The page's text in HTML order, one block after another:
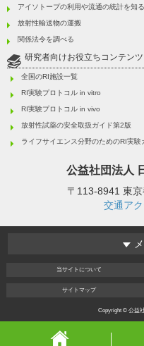
アイソトープの利用や流通の統計を知る
放射性輸送物の運搬
関係法令を調べる
研究者向けお役立ちコンテンツ
全国のRI施設一覧
RI実験プロトコル in vitro
RI実験プロトコル in vivo
放射性試薬の安全取扱ガイド第2版
ライフサイエンス分野のためのRI実験
公益社団法人
〒113-8941 東
交通ア
当サイト について
サイト マップ
Copyright © 公益